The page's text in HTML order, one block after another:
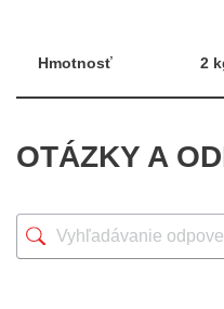
Hmotnosť 2
OTÁZKY A